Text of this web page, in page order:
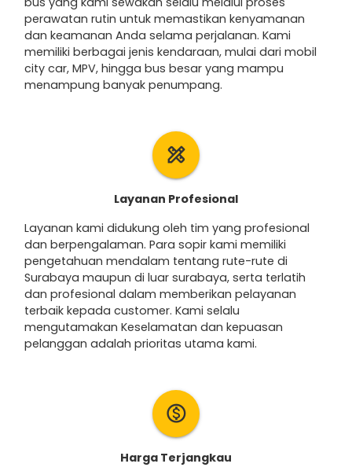
perawatan rutin untuk memastikan kenyamanan
dan keamanan Anda selama perjalanan. Kami
memiliki berbagai jenis kendaraan, mulai dari mobil
city car, MPV, hingga bus besar yang mampu
menampung banyak penumpang.
design_services
Layanan Profesional
Layanan kami didukung oleh tim yang profesional
dan berpengalaman. Para sopir kami memiliki
pengetahuan mendalam tentang rute-rute di
Surabaya maupun di luar surabaya, serta terlatih
dan profesional dalam memberikan pelayanan
terbaik kepada customer. Kami selalu
mengutamakan Keselamatan dan kepuasan
pelanggan adalah prioritas utama kami.
monetization_on
Harga Terjangkau